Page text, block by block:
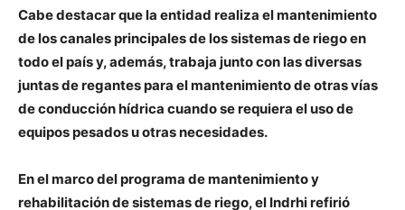
Cabe destacar que la entidad realiza el mantenimiento
de los canales principales de los sistemas de riego en
todo el país y, además, trabaja junto con las diversas
juntas de regantes para el mantenimiento de otras vías
de conducción hídrica cuando se requiera el uso de
equipos pesados u otras necesidades.
En el marco del programa de mantenimiento y
rehabilitación de sistemas de riego, el Indrhi refirió